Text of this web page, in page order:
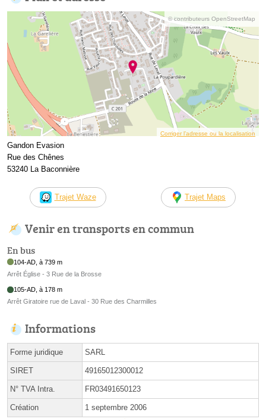
© contributeurs OpenStreetMap
Corriger l’adresse ou la localisation
Gandon Evasion
Rue des Chênes
53240 La Baconnière
Trajet Waze Trajet Maps
Venir en transports en commun
En bus
104-AD, à 739 m
Arrêt Église - 3 Rue de la Brosse
105-AD, à 178 m
Arrêt Giratoire rue de Laval - 30 Rue des Charmilles
Informations
Forme juridique SARL
SIRET 49165012300012
N° TVA Intra. FR03491650123
Création 1 septembre 2006